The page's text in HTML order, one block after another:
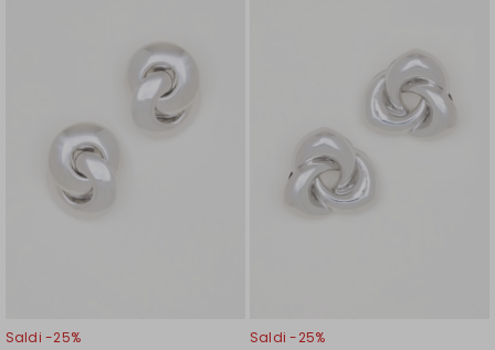
Saldi -25%
Saldi -25%